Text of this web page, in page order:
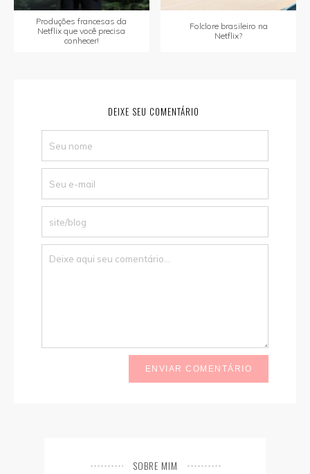
Produções francesas da
Netflix que você precisa
conhecer!
Folclore brasileiro na
Netflix?
DEIXE SEU COMENTÁRIO
ENVIAR COMENTÁRIO
SOBRE MIM